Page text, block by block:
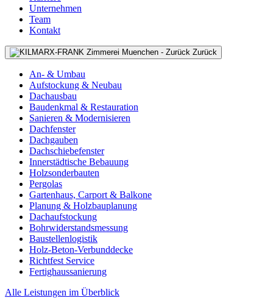
Unternehmen
Team
Kontakt
Zurück
An- & Umbau
Aufstockung & Neubau
Dachausbau
Baudenkmal & Restauration
Sanieren & Modernisieren
Dachfenster
Dachgauben
Dachschiebefenster
Innerstädtische Bebauung
Holzsonderbauten
Pergolas
Gartenhaus, Carport & Balkone
Planung & Holzbauplanung
Dachaufstockung
Bohrwiderstandsmessung
Baustellenlogistik
Holz-Beton-Verbunddecke
Richtfest Service
Fertighaussanierung
Alle Leistungen im Überblick